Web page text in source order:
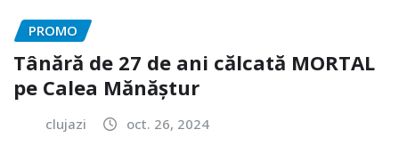
PROMO
Tânără de 27 de ani călcată MORTAL
pe Calea Mănăștur
clujazi oct. 26, 2024